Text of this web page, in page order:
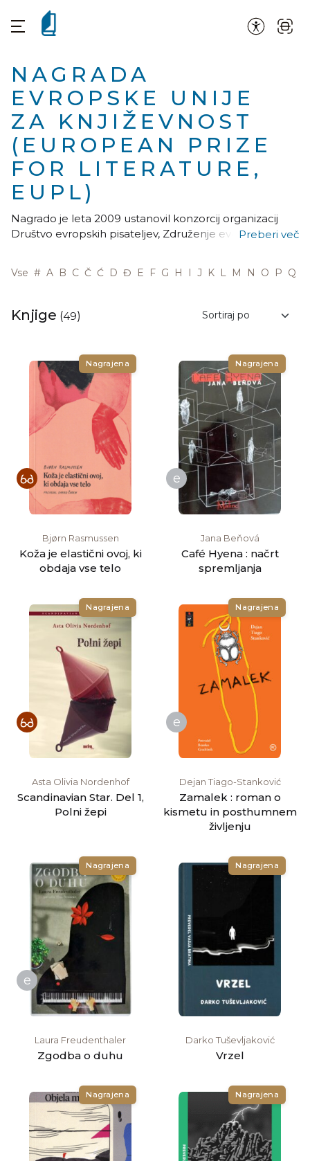
NAGRADA
EVROPSKE UNIJE
ZA KNJIŽEVNOST
(EUROPEAN PRIZE
FOR LITERATURE,
EUPL)
Nagrado je leta 2009 ustanovil konzorcij organizacij
Društvo evropskih pisateljev, Združenje evropskih
knjigotržcev s podporo evropske komisije in finančnim
sodelovanjem Kreativne Evrope. Pomeni priznanje
(negrada se ne omejuje le na države članice EU,
temveč tudi na sosednje države, ki želijo vstopiti v EU),
bogastvo sodobne evropske književnosti, spodbuditi
kroženje književnih del po Evropi in zbuditi večje
zanimanje za nenacionalna književna dela.
Preberi več
Vse # A B C Č Ć D Đ E F G H I J K L M N O P Q
Knjige (49)
Nagrajena
Bjørn Rasmussen
Koža je elastični ovoj, ki
obdaja vse telo
Nagrajena
e
Jana Beňová
Café Hyena : načrt
spremljanja
Nagrajena
Asta Olivia Nordenhof
Scandinavian Star. Del 1,
Polni žepi
Nagrajena
e
Dejan Tiago-Stanković
Zamalek : roman o
kismetu in posthumnem
življenju
Nagrajena
e
Laura Freudenthaler
Zgodba o duhu
Nagrajena
Darko Tuševljaković
Vrzel
Nagrajena Nagrajena